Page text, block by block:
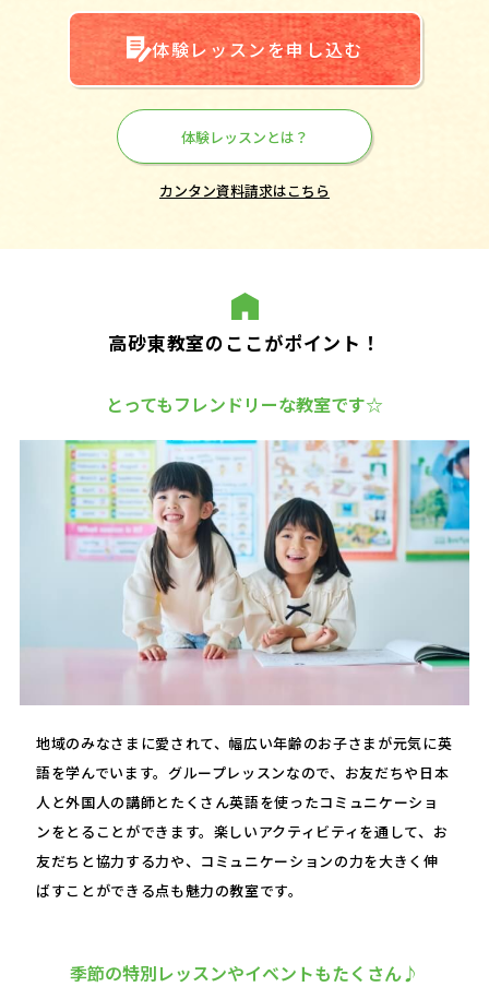
体験レッスンを申し込む
体験レッスンとは？
カンタン資料請求はこちら
高砂東教室のここがポイント！
とってもフレンドリーな教室です☆
地域のみなさまに愛されて、幅広い年齢のお子さまが元気に英
語を学んでいます。グループレッスンなので、お友だちや日本
人と外国人の講師とたくさん英語を使ったコミュニケーショ
ンをとることができます。楽しいアクティビティを通して、お
友だちと協力する力や、コミュニケーションの力を大きく伸
ばすことができる点も魅力の教室です。
季節の特別レッスンやイベントもたくさん♪